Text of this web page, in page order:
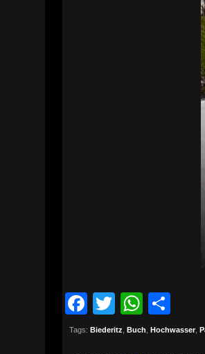
Facebook
Twitter
Tags: Biederitz Buch Hochwasser